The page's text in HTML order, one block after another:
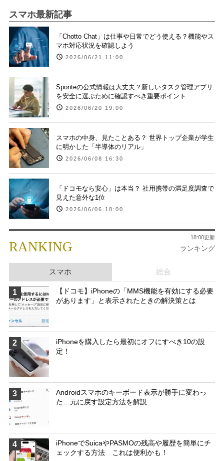
スマホ最新記事
「Chotto Chat」は仕事や日常でどう使える？機能やス
マホ対応状況を確認しよう
2026/06/21 11:00
Sponteの公式情報は大丈夫？新しいタスク管理アプリ
を安全に選ぶために確認すべき重要ポイント
2026/06/20 19:00
スマホの中身、見たことある？ 世界トップ企業が学生
に明かした「半導体のリアル」
2026/06/08 16:30
「ドコモなら安心」は本当？ 社用携帯の満足度調査で
見えた意外な1位
2026/06/06 18:00
RANKING ランキング
18:00更新
スマホ 総合
1
【ドコモ】iPhoneの「MMS機能を有効にする必要
があります」と表示されたときの解決策とは
2
iPhoneを購入したら最初にオフにすべき10の設
定！
3
Androidスマホのキーボード表示が勝手に変わっ
た…元に戻す設定方法を解説
4
iPhoneでSuicaやPASMOの残高や履歴を簡単にチ
ェックする方法 これは便利かも！